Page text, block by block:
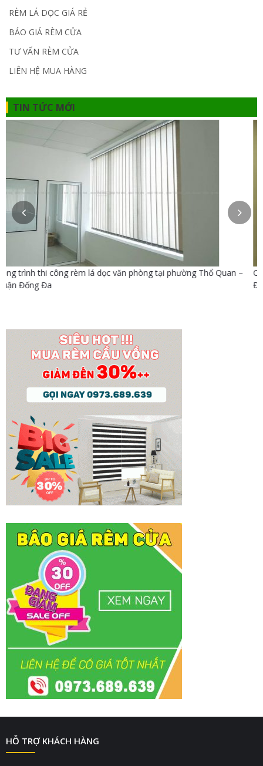
RÈM LÁ DỌC GIÁ RẺ
BÁO GIÁ RÈM CỬA
TƯ VẤN RÈM CỬA
LIÊN HỆ MUA HÀNG
TIN TỨC MỚI
Công trình thi công rnhà chị Thuận phường Khâm Thiên – Quận
Đống Đa
HỖ TRỢ KHÁCH HÀNG